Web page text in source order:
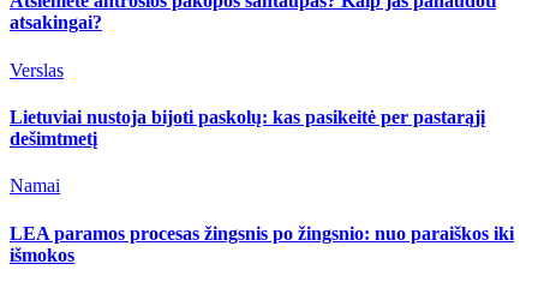
atsakingai?
Verslas
Lietuviai nustoja bijoti paskolų: kas pasikeitė per pastarąjį
dešimtmetį
Namai
LEA paramos procesas žingsnis po žingsnio: nuo paraiškos iki
išmokos